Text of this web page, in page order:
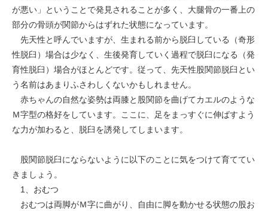
が悪い」ということで発見されることが多く、大腿骨の一番上の
部分の骨頭が関節からはずれた状態になっています。
先天性と呼んでいますが、生まれる前から脱臼している（奇形
性脱臼）場合は少なく、生後発育していく過程で脱臼になる（発
育性脱臼）場合がほとんどです。従って、先天性股関節脱臼とい
う名前はあまりふさわしくないかもしれません。
赤ちゃんの自然な姿勢は両膝と股関節を曲げてカエルのような
Ｍ字型の格好をしています。ここに、足をまっすぐに伸ばすよう
な力が加わると、脱臼を誘発してしまいます。
股関節脱臼にならないように以下のことに気をつけて育ててい
きましょう。
1、おむつ
おむつは両脚がＭ字に曲がり、自由に脚を動かせる状態の股お